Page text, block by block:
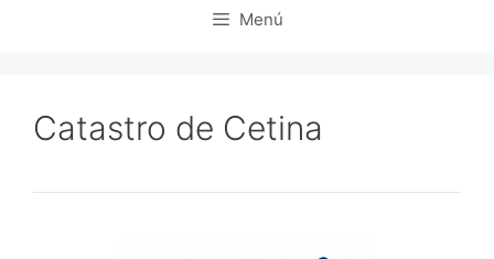
Menú
Catastro de Cetina